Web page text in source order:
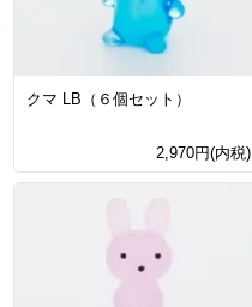
クマ LB（６個セット）
2,970円(内税)